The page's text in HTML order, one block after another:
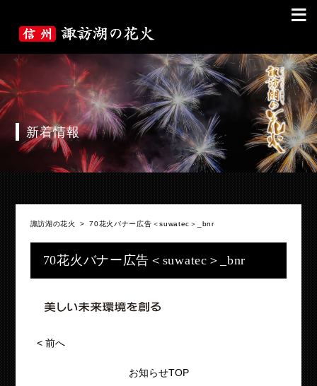
≡
新着情報
諏訪湖の花火 >70花火バナー広告＜suwatec＞_bnr
70花火バナー広告＜suwatec＞_bnr
<前へ
お知らせTOP